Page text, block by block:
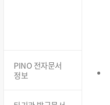
PINO 전자문서
정보